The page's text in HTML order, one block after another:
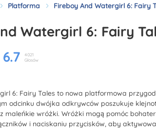
Platforma Fireboy And Watergirl 6: Fairy
Watergirl 6: Fairy
6.7
4021
Głosów
6: Fairy Tales to nowa platformowa
odcinku dwójka odkrywców poszukuje
maleńkie wróżki. Wróżki mogą pomóc
i naciskaniu przycisków, aby